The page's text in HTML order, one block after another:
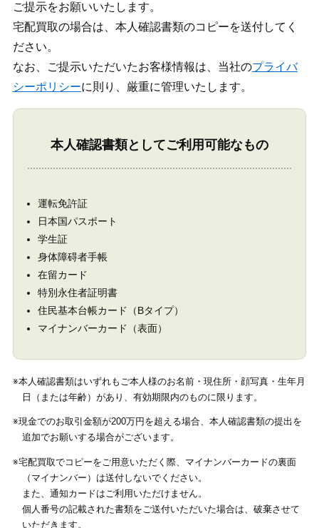
ご提示をお願いいたします。
宅配買取の場合は、本人確認書類のコピーを送付してく
ださい。
なお、ご提示いただいたお客様情報は、当社のプライバ
シーポリシーに則り、厳重に管理いたします。
本人確認書類としてご利用可能なもの
運転免許証
日本国パスポート
学生証
身体障碍者手帳
在留カード
特別永住者証明書
住民基本台帳カード（Bタイプ）
マイナンバーカード（表面）
※本人確認書類はいずれもご本人様のお名前・現住所・顔写真・生年月
日（または年齢）があり、有効期限内のものに限ります。
※現金でのお取引金額が200万円を超える場合、本人確認書類の提出を
追加でお願いする場合がございます。
※宅配買取でコピーをご用意いただく際、マイナンバーカードの裏面
（マイナンバー）は送付しないでください。
また、通知カードはご利用いただけません。
個人番号の記載された書類をご送付いただいた場合は、破棄させて
いただきます。